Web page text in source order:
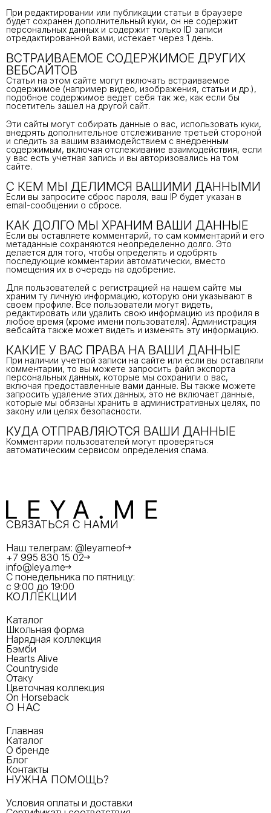
При редактировании или публикации статьи в браузере
будет сохранен дополнительный куки, он не содержит
персональных данных и содержит только ID записи
отредактированной вами, истекает через 1 день.
ВСТРАИВАЕМОЕ СОДЕРЖИМОЕ ДРУГИХ
ВЕБСАЙТОВ
Статьи на этом сайте могут включать встраиваемое
содержимое (например видео, изображения, статьи и др.),
подобное содержимое ведет себя так же, как если бы
посетитель зашел на другой сайт.
Эти сайты могут собирать данные о вас, использовать куки,
внедрять дополнительное отслеживание третьей стороной
и следить за вашим взаимодействием с внедренным
содержимым, включая отслеживание взаимодействия, если
у вас есть учетная запись и вы авторизовались на том
сайте.
С КЕМ МЫ ДЕЛИМСЯ ВАШИМИ ДАННЫМИ
Если вы запросите сброс пароля, ваш IP будет указан в
email-сообщении о сбросе.
КАК ДОЛГО МЫ ХРАНИМ ВАШИ ДАННЫЕ
Если вы оставляете комментарий, то сам комментарий и его
метаданные сохраняются неопределенно долго. Это
делается для того, чтобы определять и одобрять
последующие комментарии автоматически, вместо
помещения их в очередь на одобрение.
Для пользователей с регистрацией на нашем сайте мы
храним ту личную информацию, которую они указывают в
своем профиле. Все пользователи могут видеть,
редактировать или удалить свою информацию из профиля в
любое время (кроме имени пользователя). Администрация
вебсайта также может видеть и изменять эту информацию.
КАКИЕ У ВАС ПРАВА НА ВАШИ ДАННЫЕ
При наличии учетной записи на сайте или если вы оставляли
комментарии, то вы можете запросить файл экспорта
персональных данных, которые мы сохранили о вас,
включая предоставленные вами данные. Вы также можете
запросить удаление этих данных, это не включает данные,
которые мы обязаны хранить в административных целях, по
закону или целях безопасности.
КУДА ОТПРАВЛЯЮТСЯ ВАШИ ДАННЫЕ
Комментарии пользователей могут проверяться
автоматическим сервисом определения спама.
СВЯЗАТЬСЯ С НАМИ
Наш телеграм: @leyameof
+7 995 830 15 02
info@leya.me
С понедельника по пятницу:
с 9:00 до 19:00
КОЛЛЕКЦИИ
Каталог
Школьная форма
Нарядная коллекция
Бэмби
Hearts Alive
Countryside
Отаку
Цветочная коллекция
On Horseback
О НАС
Главная
Каталог
О бренде
Блог
Контакты
НУЖНА ПОМОЩЬ?
Условия оплаты и доставки